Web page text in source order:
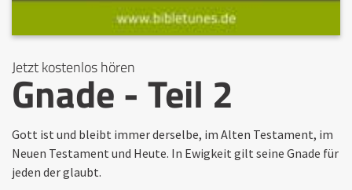
Jetzt kostenlos hören
Gnade - Teil 2
Gott ist und bleibt immer derselbe, im Alten Testament, im
Neuen Testament und Heute. In Ewigkeit gilt seine Gnade für
jeden der glaubt.